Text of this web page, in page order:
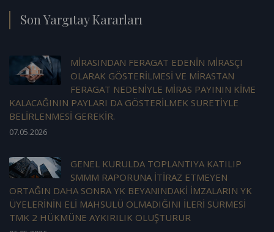
Son Yargıtay Kararları
MİRASINDAN FERAGAT EDENİN MİRASÇI
OLARAK GÖSTERİLMESİ VE MİRASTAN
FERAGAT NEDENİYLE MİRAS PAYININ KİME
KALACAĞININ PAYLARI DA GÖSTERİLMEK SURETİYLE
BELİRLENMESİ GEREKİR.
07.05.2026
GENEL KURULDA TOPLANTIYA KATILIP
SMMM RAPORUNA İTİRAZ ETMEYEN
ORTAĞIN DAHA SONRA YK BEYANINDAKİ İMZALARIN YK
ÜYELERİNİN ELİ MAHSULÜ OLMADIĞINI İLERİ SÜRMESİ
TMK 2 HÜKMÜNE AYKIRILIK OLUŞTURUR